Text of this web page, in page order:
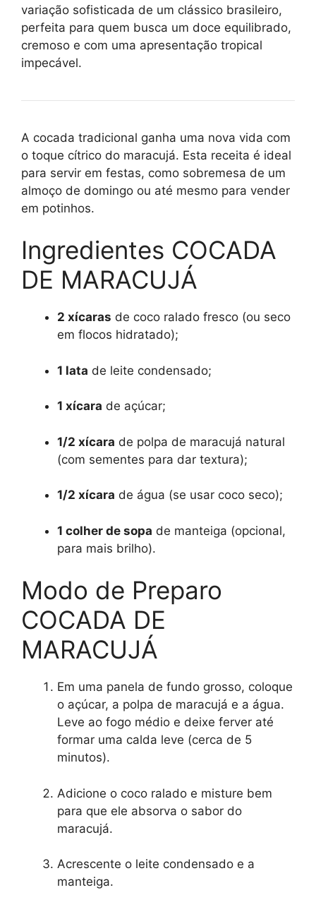
variação sofisticada de um clássico brasileiro,
perfeita para quem busca um doce equilibrado,
cremoso e com uma apresentação tropical
impecável.
A cocada tradicional ganha uma nova vida com
o toque cítrico do maracujá. Esta receita é ideal
para servir em festas, como sobremesa de um
almoço de domingo ou até mesmo para vender
em potinhos.
Ingredientes COCADA
DE MARACUJÁ
2 xícaras de coco ralado fresco (ou seco
em flocos hidratado);
1 lata de leite condensado;
1 xícara de açúcar;
1/2 xícara de polpa de maracujá natural
(com sementes para dar textura);
1/2 xícara de água (se usar coco seco);
1 colher de sopa de manteiga (opcional,
para mais brilho).
Modo de Preparo
COCADA DE
MARACUJÁ
Em uma panela de fundo grosso, coloque
o açúcar, a polpa de maracujá e a água.
Leve ao fogo médio e deixe ferver até
formar uma calda leve (cerca de 5
minutos).
Adicione o coco ralado e misture bem
para que ele absorva o sabor do
maracujá.
Acrescente o leite condensado e a
manteiga.